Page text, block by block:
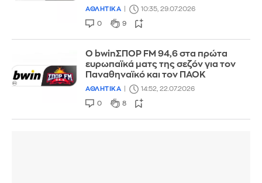
ΑΘΛΗΤΙΚΑ 10:35, 29.07.2026
0 9
Ο bwinΣΠΟΡ FM 94,6 στα πρώτα
ευρωπαϊκά ματς της σεζόν για τον
Παναθηναϊκό και τον ΠΑΟΚ
ΑΘΛΗΤΙΚΑ 14:52, 22.07.2026
0 8